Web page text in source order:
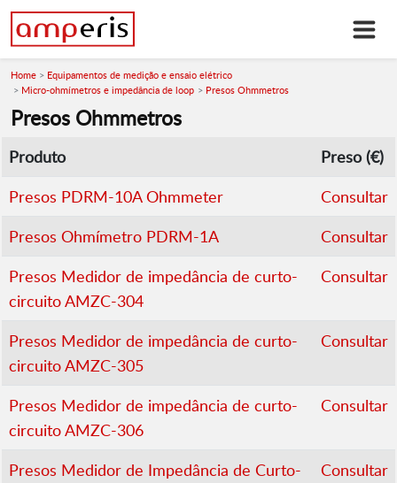
Home
Equipamentos de medição e ensaio elétrico
Micro-ohmímetros e impedância de loop
Presos Ohmmetros
Presos Ohmmetros
Produto
Preso (€)
Presos PDRM-10A Ohmmeter
Consultar
Presos Ohmímetro PDRM-1A
Consultar
Presos Medidor de impedância de curto-
circuito AMZC-304
Consultar
Presos Medidor de impedância de curto-
circuito AMZC-305
Consultar
Presos Medidor de impedância de curto-
circuito AMZC-306
Consultar
Presos Medidor de Impedância de Curto-
Consultar